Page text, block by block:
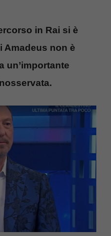
in Rai si è
Amadeus non è
un’importante